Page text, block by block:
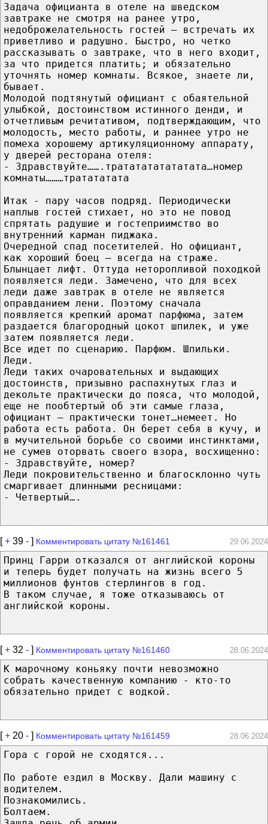
Задача официанта в отеле на шведском
завтраке не смотря на ранее утро,
недоброжелательность гостей – встречать их
приветливо и радушно. Быстро, но четко
рассказывать о завтраке, что в него входит,
за что придется платить; и обязательно
уточнять номер комнаты. Всякое, знаете ли,
бывает.
Молодой подтянутый официант с обаятельной
улыбкой, достоинством истинного денди, и
отчетливым речитативом, подтверждающим, что
молодость, место работы, и раннее утро не
помеха хорошему артикуляционному аппарату,
у дверей ресторана отеля:
- Здравствуйте…….трататататататата…номер
комнаты………тратататата
Итак - пару часов подряд. Периодически
наплыв гостей стихает, но это не повод
спрятать радушие и гостеприимство во
внутренний карман пиджака.
Очередной спад посетителей. Но официант,
как хороший боец – всегда на страже.
Блынцает лифт. Оттуда неторопливой походкой
появляется леди. Замечено, что для всех
леди даже завтрак в отеле не является
оправданием лени. Поэтому сначала
появляется крепкий аромат парфюма, затем
раздается благородный цокот шпилек, и уже
затем появляется леди.
Все идет по сценарию. Парфюм. Шпильки.
Леди.
Леди таких очаровательных и выдающих
достоинств, призывно распахнутых глаз и
декольте практически до пояса, что молодой,
еще не пообтертый об эти самые глаза,
официант – практически тонет…немеет. Но
работа есть работа. Он берет себя в кучу, и
в мучительной борьбе со своими инстинктами,
не сумев оторвать своего взора, восхищенно:
- Здравствуйте, номер?
Леди покровительственно и благосклонно чуть
смаргивает длинными ресницами:
- Четвертый….
[+ 39 - ] Комментировать цитату №161461 29.06.2024
Принц Гарри отказался от английской короны
и теперь будет получать на жизнь всего 5
миллионов фунтов стерлингов в год.
В таком случае, я тоже отказываюсь от
английской короны.
[+ 32 - ] Комментировать цитату №161460 28.06.2024
К марочному коньяку почти невозможно
собрать качественную компанию - кто-то
обязательно придет с водкой.
[+ 20 - ] Комментировать цитату №161459 28.06.2024
Гора с горой не сходятся...
По работе ездил в Москву. Дали машину с
водителем.
Познакомились.
Болтаем.